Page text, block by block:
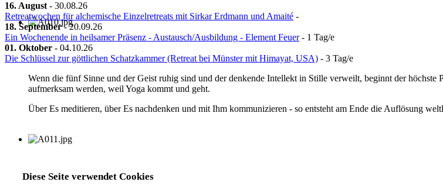
16. August - 30.08.26
Retreatwochen für alchemische Einzelretreats mit Sirkar Erdmann und Amaité -
18. September-20.09.26
Ein Wochenende in heilsamer Präsenz - Austausch/Ausbildung - Element Feuer- 1 Tag/e
01. Oktober - 04.10.26
Die Schlüssel zur göttlichen Schatzkammer (Retreat bei Münster mit Himayat, USA) - 3 Tag/e
Wenn die fünf Sinne und der Geist ruhig sind und der denkende Intellekt in Stille verweilt, beginnt der
aufmerksam werden, weil Yoga kommt und geht.
Über Es meditieren, über Es nachdenken und mit Ihm kommunizieren - so entsteht am Ende die Auflösung
Diese Seite verwendet Cookies